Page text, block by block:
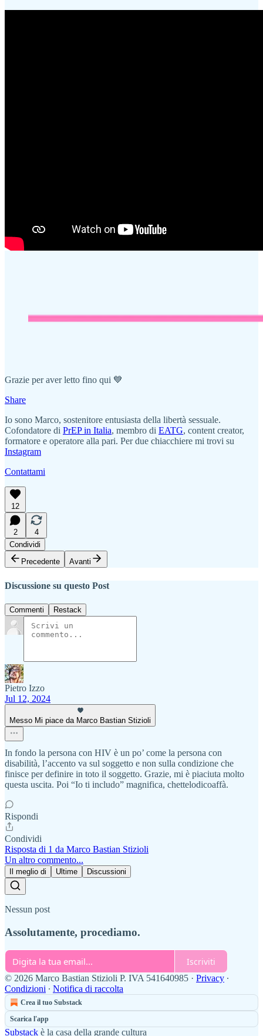
Grazie per aver letto fino qui 💙
Share
Io sono Marco, sostenitore entusiasta della libertà sessuale.
Cofondatore di PrEP in Italia, membro di EATG, content creator,
formatore e operatore alla pari. Per due chiacchiere mi trovi su
Instagram
Contattami
12
2
4
Condividi
Precedente
Avanti
Discussione su questo Post
Commenti Restack
Pietro Izzo
Jul 12, 2024
Messo Mi piace da Marco Bastian Stizioli
In fondo la persona con HIV è un po’ come la persona con
disabilità, l’accento va sul soggetto e non sulla condizione che
finisce per definire in toto il soggetto. Grazie, mi è piaciuta molto
questa uscita. Poi “Io ti includo” magnifica, chettelodicoaffà.
Rispondi
Condividi
Risposta di 1 da Marco Bastian Stizioli
Un altro commento...
Il meglio di Ultime Discussioni
Nessun post
Assolutamente, procediamo.
Iscriviti
© 2026 Marco Bastian Stizioli P. IVA 541640985 · Privacy ∙
Condizioni ∙ Notifica di raccolta
Crea il tuo Substack
Scarica l'app
Substack è la casa della grande cultura